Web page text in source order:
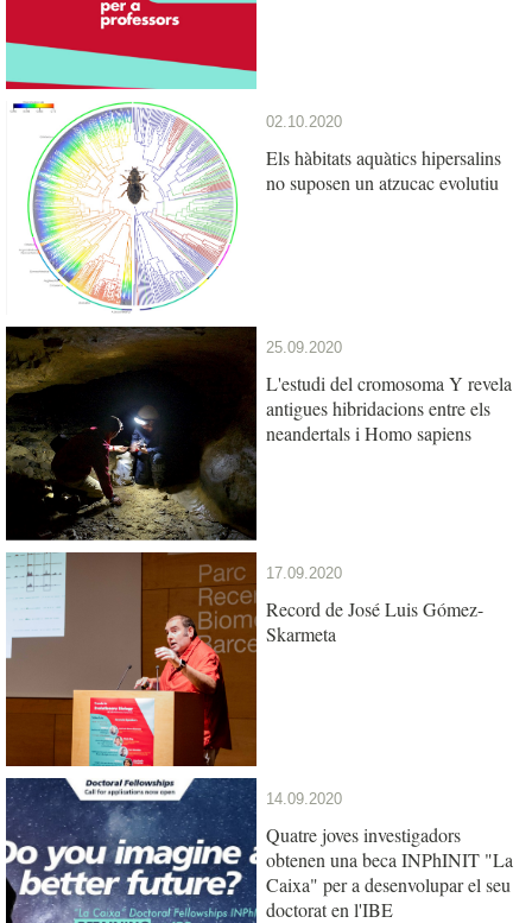
02.10.2020
Els hàbitats aquàtics hipersalins
no suposen un atzucac evolutiu
25.09.2020
L'estudi del cromosoma Y revela
antigues hibridacions entre els
neandertals i Homo sapiens
17.09.2020
Record de José Luis Gómez-
Skarmeta
14.09.2020
Quatre joves investigadors
obtenen una beca INPhINIT "La
Caixa" per a desenvolupar el seu
doctorat en l'IBE